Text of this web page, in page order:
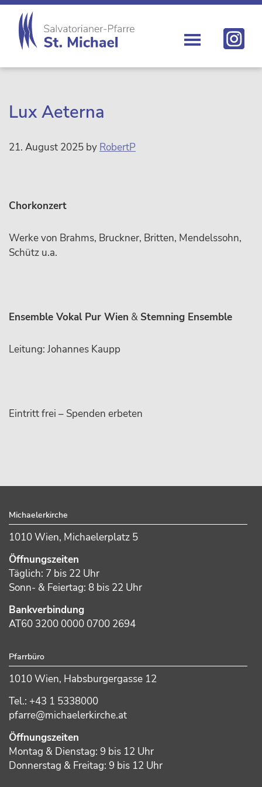
Zur
Hauptnavigation
springen
Skip
main
content
Zur
Hauptsidebar
springen
Zur
Fußzeile
springen
Michael
Michaelerkirche
Wiens
Lux Aeterna
21. August 2025 by RobertP
Chorkonzert
Werke von Brahms, Bruckner, Britten, Mendelssohn,
Schütz u.a.
Ensemble Vokal Pur Wien & Stemning Ensemble
Leitung: Johannes Kaupp
Eintritt frei – Spenden erbeten
Michaelerkirche
1010 Wien, Michaelerplatz 5
Öffnungszeiten
Täglich: 7 bis 22 Uhr
Sonn- & Feiertag: 8 bis 22 Uhr
Bankverbindung
AT60 3200 0000 0700 2694
Pfarrbüro
1010 Wien, Habsburgergasse 12
Tel.: +43 1 5338000
pfarre@michaelerkirche.at
Öffnungszeiten
Montag & Dienstag: 9 bis 12 Uhr
Donnerstag & Freitag: 9 bis 12 Uhr